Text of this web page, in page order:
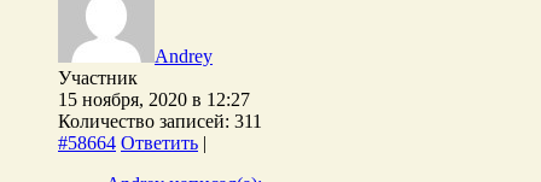
Andrey
Участник
15 ноября, 2020 в 12:27
Количество записей: 311
#58664 Ответить |